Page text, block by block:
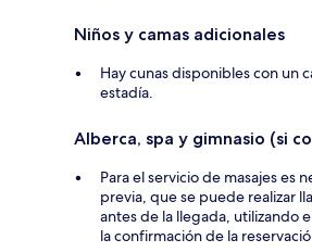
Niños y camas adicionales
Hay cunas disponibles con un
estadía.
Alberca, spa y gimnasio (si
Para el servicio de masajes es
previa, que se puede realizar
antes de la llegada, utilizando
la confirmación de la